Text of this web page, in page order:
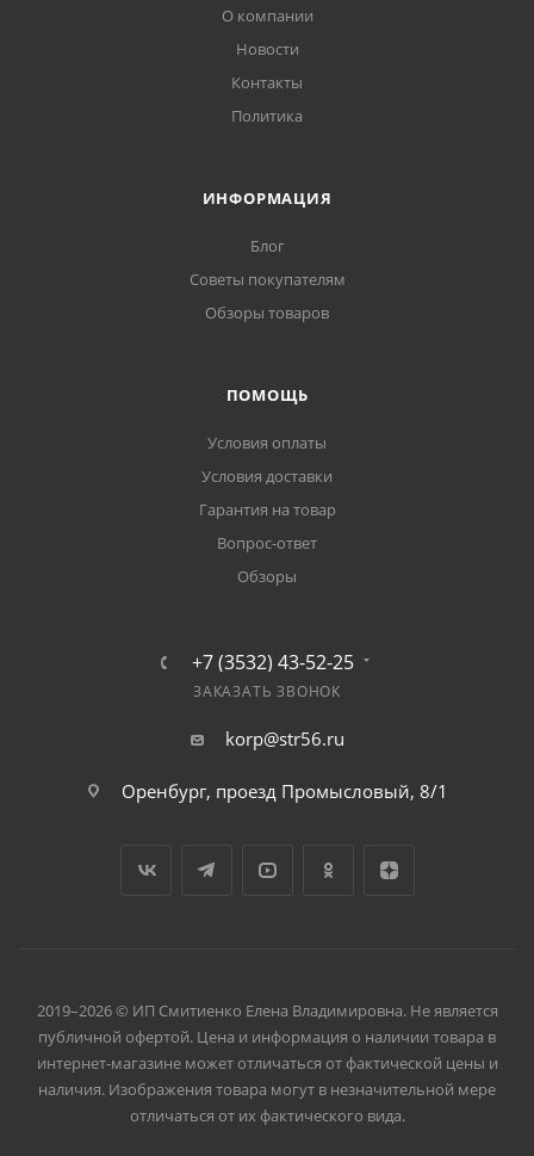
О компании
Новости
Контакты
Политика
ИНФОРМАЦИЯ
Блог
Советы покупателям
Обзоры товаров
ПОМОЩЬ
Условия оплаты
Условия доставки
Гарантия на товар
Вопрос-ответ
Обзоры
+7 (3532) 43-52-25
ЗАКАЗАТЬ ЗВОНОК
korp@str56.ru
Оренбург, проезд Промысловый, 8/1
2019–2026 © ИП Смитиенко Елена Владимировна. Не является
публичной офертой. Цена и информация о наличии товара в
интернет-магазине может отличаться от фактической цены и
наличия. Изображения товара могут в незначительной мере
отличаться от их фактического вида.